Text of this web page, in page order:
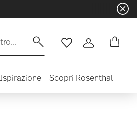
Lista desideri
Accedi
Ispirazione Scopri Rosenthal